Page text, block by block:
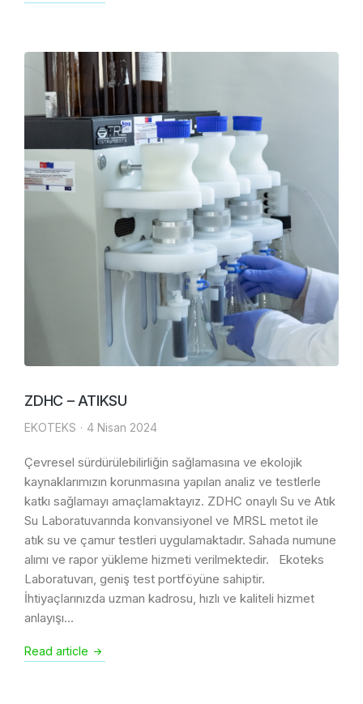
ZDHC – ATIKSU
EKOTEKS 4 Nisan 2024
Çevresel sürdürülebilirliğin sağlamasına ve ekolojik
kaynaklarımızın korunmasına yapılan analiz ve testlerle
katkı sağlamayı amaçlamaktayız. ZDHC onaylı Su ve Atık
Su Laboratuvarında konvansiyonel ve MRSL metot ile
atık su ve çamur testleri uygulamaktadır. Sahada numune
alımı ve rapor yükleme hizmeti verilmektedir. Ekoteks
Laboratuvarı, geniş test portföyüne sahiptir.
İhtiyaçlarınızda uzman kadrosu, hızlı ve kaliteli hizmet
anlayışı…
Read article